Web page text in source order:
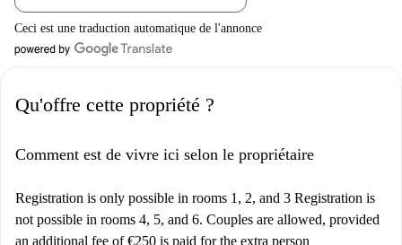
Ceci est une traduction automatique de l'annonce
Qu'offre cette propriété ?
Comment est de vivre ici selon le propriétaire
Registration is only possible in rooms 1, 2, and 3 Registration is
not possible in rooms 4, 5, and 6. Couples are allowed, provided
an additional fee of €250 is paid for the extra person